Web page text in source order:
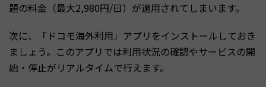
題の料金（最大2,980円/日）が適用されてしまいます。
次に、「ドコモ海外利用」アプリをインストールしておき
ましょう。このアプリでは利用状況の確認やサービスの開
始・停止がリアルタイムで行えます。